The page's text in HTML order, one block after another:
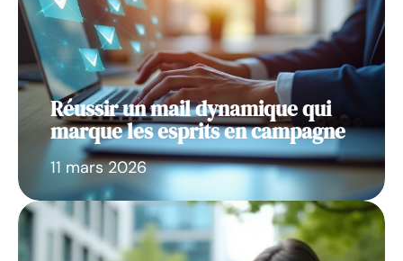
Réussir un mail dynamique qui
marque les esprits en campagne
11 mars 2026